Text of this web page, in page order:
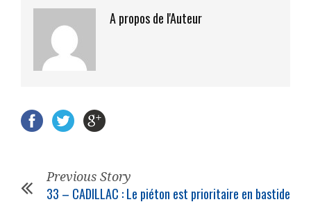
A propos de l'Auteur
Previous Story
33 – CADILLAC : Le piéton est prioritaire en bastide